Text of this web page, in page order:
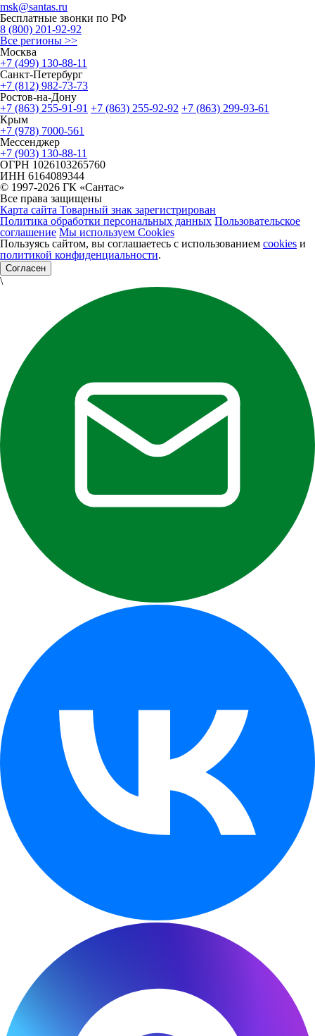
msk@santas.ru
Бесплатные звонки по РФ
8 (800) 201-92-92
Все регионы >>
Москва
+7 (499) 130-88-11
Санкт-Петербург
+7 (812) 982-73-73
Ростов-на-Дону
+7 (863) 255-91-91 +7 (863) 255-92-92 +7 (863) 299-93-61
Крым
+7 (978) 7000-561
Мессенджер
+7 (903) 130-88-11
ОГРН 1026103265760
ИНН 6164089344
© 1997-2026 ГК «Сантас»
Все права защищены
Карта сайта Товарный знак зарегистрирован
Политика обработки персональных данных Пользовательское
соглашение Мы используем Cookies
Пользуясь сайтом, вы соглашаетесь с использованием cookies и
политикой конфиденциальности.
Согласен
\